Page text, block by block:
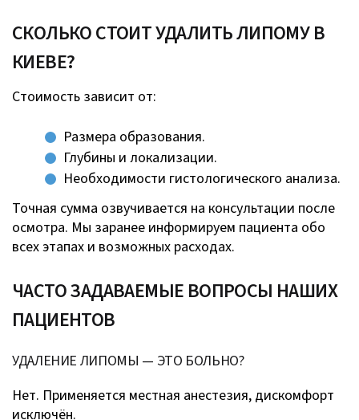
СКОЛЬКО СТОИТ УДАЛИТЬ ЛИПОМУ В
КИЕВЕ?
Стоимость зависит от:
Размера образования.
Глубины и локализации.
Необходимости гистологического анализа.
Точная сумма озвучивается на консультации после
осмотра. Мы заранее информируем пациента обо
всех этапах и возможных расходах.
ЧАСТО ЗАДАВАЕМЫЕ ВОПРОСЫ НАШИХ
ПАЦИЕНТОВ
УДАЛЕНИЕ ЛИПОМЫ — ЭТО БОЛЬНО?
Нет. Применяется местная анестезия, дискомфорт
исключён.